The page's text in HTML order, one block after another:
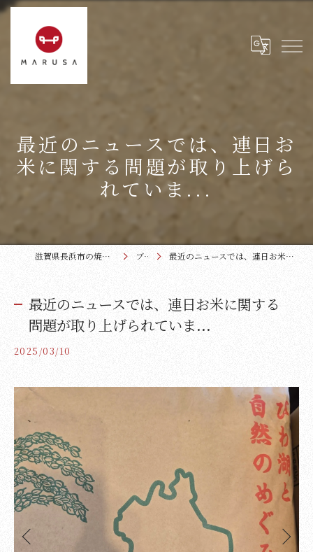
最近のニュースでは、連日お
米に関する問題が取り上げら
れていま...
滋賀県長浜市の焼肉なら近江牛本家まるさ ブログ 最近のニュースでは、連日お米に関する問題が取り上げられていま...
最近のニュースでは、連日お米に関する
問題が取り上げられていま...
2025/03/10